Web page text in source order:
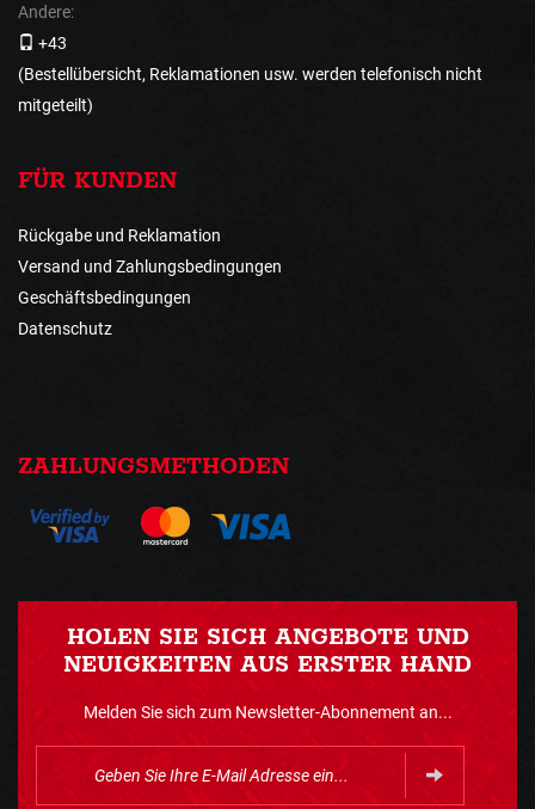
Andere:
+43
(Bestellübersicht, Reklamationen usw. werden telefonisch nicht
mitgeteilt)
FÜR KUNDEN
Rückgabe und Reklamation
Versand und Zahlungsbedingungen
Geschäftsbedingungen
Datenschutz
ZAHLUNGSMETHODEN
HOLEN SIE SICH ANGEBOTE UND
NEUIGKEITEN AUS ERSTER HAND
Melden Sie sich zum Newsletter-Abonnement an...